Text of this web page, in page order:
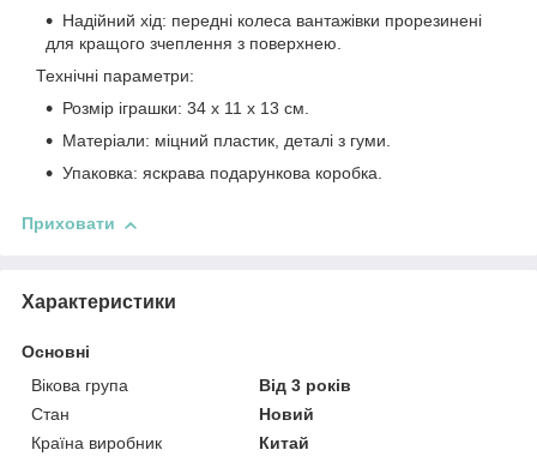
Надійний хід: передні колеса вантажівки прорезинені
для кращого зчеплення з поверхнею.
Технічні параметри:
Розмір іграшки: 34 х 11 х 13 см.
Матеріали: міцний пластик, деталі з гуми.
Упаковка: яскрава подарункова коробка.
Приховати
Характеристики
Основні
Вікова група
Від 3 років
Стан
Новий
Країна виробник
Китай